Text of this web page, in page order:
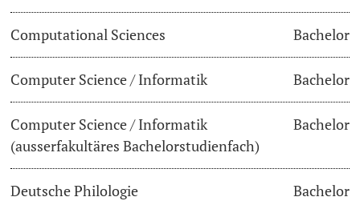
Dozierende
Termine & Fristen
Dokumente und Verifikation
«Start Smart»-Week
Mobilität
Computational Sciences Bachelor
Computer Science / Informatik Bachelor
Computer Science / Informatik
(ausserfakultäres Bachelorstudienfach)
Bachelor
Deutsche Philologie Bachelor